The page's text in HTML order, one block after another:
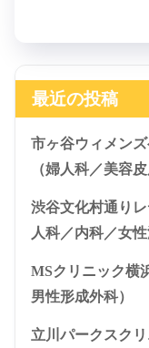
最近の投稿
市ヶ谷ウィメン
（婦人科／美容
渋谷文化村通り
人科／内科／女性
MSクリニック横
男性形成外科）
立川パークスク